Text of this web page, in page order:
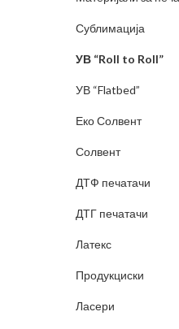
Сублимација
УВ “Roll to Roll”
УВ “Flatbed”
Еко Солвент
Солвент
ДТФ печатачи
ДТГ печатачи
Латекс
Продукциски
Ласери